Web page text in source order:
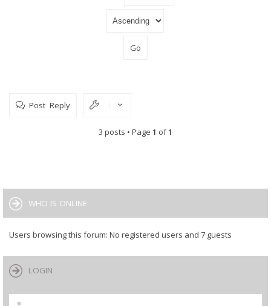
Post Reply
3 posts • Page 1 of1
WHO IS ONLINE
Users browsing this forum: No registered users and 7 guests
LOGIN